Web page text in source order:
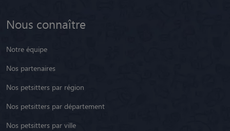
Nous connaître
Notre équipe
Nos partenaires
Nos petsitters par région
Nos petsitters par département
Nos petsitters par ville